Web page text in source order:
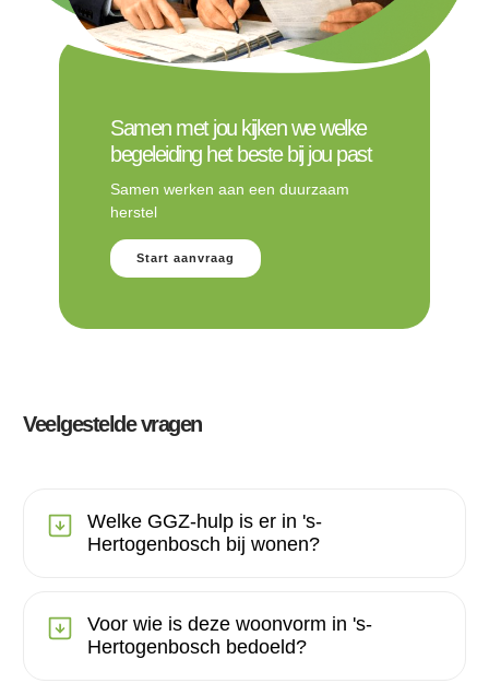
Samen met jou kijken we welke
begeleiding het beste bij jou past
Samen werken aan een duurzaam
herstel
Start aanvraag
Veelgestelde vragen
Welke GGZ-hulp is er in 's-
Hertogenbosch bij wonen?
Voor wie is deze woonvorm in 's-
Hertogenbosch bedoeld?